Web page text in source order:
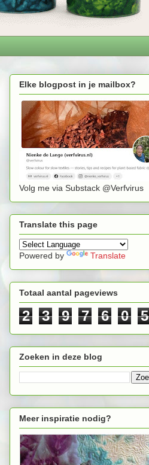
Elke blogpost in je mailbox?
Volg me via Substack @Verfvirus
Translate this page
Powered by Translate
Totaal aantal pageviews
2 3 9 7 6 0 5
Zoeken in deze blog
Meer inspiratie nodig?